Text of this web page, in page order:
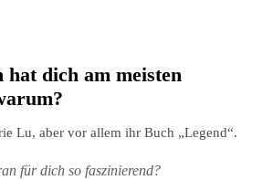
hat dich am meisten
Lu, aber vor allem ihr Buch „Legend“.
für dich so faszinierend?